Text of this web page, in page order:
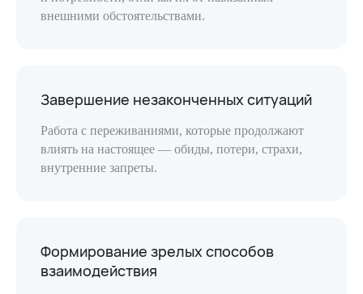
внешними обстоятельствами.
Завершение незаконченных ситуаций
Работа с переживаниями, которые продолжают
влиять на настоящее — обиды, потери, страхи,
внутренние запреты.
Формирование зрелых способов
взаимодействия